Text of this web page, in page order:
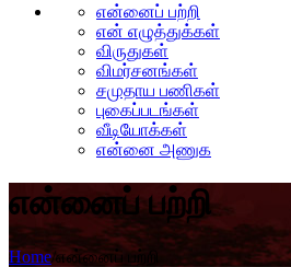
என்னைப் பற்றி
என் எழுத்துக்கள்
விருதுகள்
விமர்சனங்கள்
சமுதாய பணிகள்
புகைப்படங்கள்
வீடியோக்கள்
என்னை அணுக
என்னைப் பற்றி
Home/என்னைப் பற்றி